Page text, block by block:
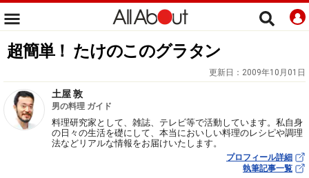
超簡単！ たけのこのグラタン
更新日： 2009年10月01日
土屋 敦
男の料理 ガイド
料理研究家として、雑誌、テレビ等で活動しています。私自身
の日々の生活を礎にして、本当においしい料理のレシピや調理
法などリアルな情報をお届けいたします。
プロフィール詳細
執筆記事一覧